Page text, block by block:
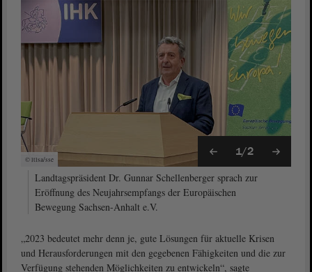
© ltlsa/sse
1/2
Landtagspräsident Dr. Gunnar Schellenberger sprach zur
Eröffnung des Neujahrsempfangs der Europäischen
Bewegung Sachsen-Anhalt e.V.
„2023 bedeutet mehr denn je, gute Lösungen für aktuelle Krisen
und Herausforderungen mit den gegebenen Fähigkeiten und die zur
Verfügung stehenden Möglichkeiten zu entwickeln“, sagte